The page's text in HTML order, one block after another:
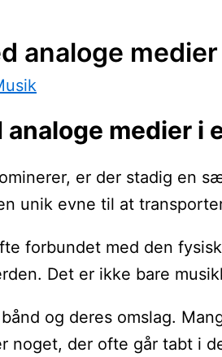
analoge medier
medier i
er der stadig en
unik evne til at
forbundet med den
Det er ikke bare
og deres omslag.
noget, der ofte går tabt i